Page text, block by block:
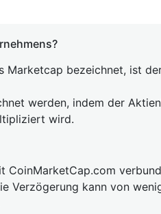
Marketcap bezeichnet, ist
werden, indem der
wird.
CoinMarketCap.com
Verzögerung kann von